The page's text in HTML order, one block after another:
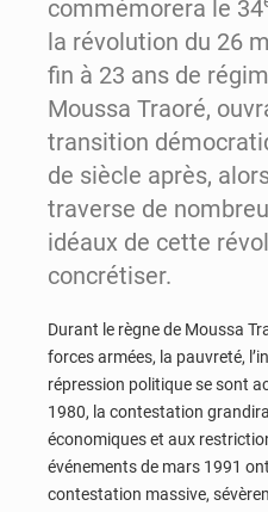
commémorera le 34
la révolution du 26
fin à 23 ans de
Moussa Traoré,
transition
de siècle après,
traverse de
idéaux de cette
concrétiser.
Durant le règne de Moussa
forces armées, la pauvreté,
répression politique se sont
1980, la contestation
économiques et aux
événements de mars 1991
contestation massive,